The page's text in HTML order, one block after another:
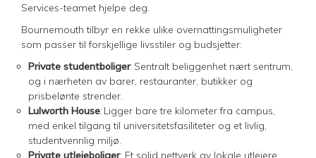
Services-teamet hjelpe deg.
Bournemouth tilbyr en rekke ulike overnattingsmuligheter
som passer til forskjellige livsstiler og budsjetter:
Private studentboliger: Sentralt beliggenhet nært sentrum,
og i nærheten av barer, restauranter, butikker og
prisbelønte strender.
Lulworth House: Ligger bare tre kilometer fra campus,
med enkel tilgang til universitetsfasiliteter og et livlig,
studentvennlig miljø.
Private utleieboliger: Et solid nettverk av lokale utleiere